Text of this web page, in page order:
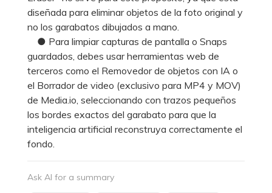
diseñada para eliminar objetos de la foto original y
no los garabatos dibujados a mano.
● Para limpiar capturas de pantalla o Snaps
guardados, debes usar herramientas web de
terceros como el Removedor de objetos con IA o
el Borrador de video (exclusivo para MP4 y MOV)
de Media.io, seleccionando con trazos pequeños
los bordes exactos del garabato para que la
inteligencia artificial reconstruya correctamente el
fondo.
Ask AI for a summary